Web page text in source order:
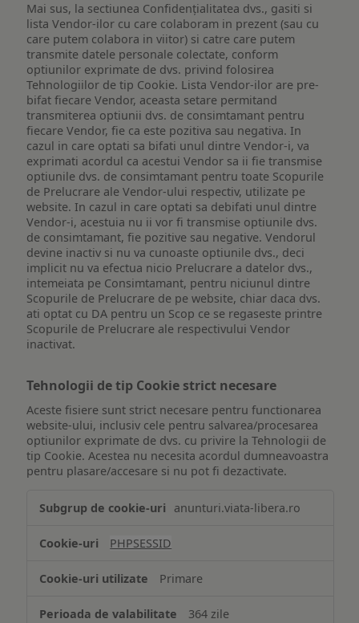
Mai sus, la sectiunea Confidențialitatea dvs., gasiti si
lista Vendor-ilor cu care colaboram in prezent (sau cu
care putem colabora in viitor) si catre care putem
transmite datele personale colectate, conform
optiunilor exprimate de dvs. privind folosirea
Tehnologiilor de tip Cookie. Lista Vendor-ilor are pre-
bifat fiecare Vendor, aceasta setare permitand
transmiterea optiunii dvs. de consimtamant pentru
fiecare Vendor, fie ca este pozitiva sau negativa. In
cazul in care optati sa bifati unul dintre Vendor-i, va
exprimati acordul ca acestui Vendor sa ii fie transmise
optiunile dvs. de consimtamant pentru toate Scopurile
de Prelucrare ale Vendor-ului respectiv, utilizate pe
website. In cazul in care optati sa debifati unul dintre
Vendor-i, acestuia nu ii vor fi transmise optiunile dvs.
de consimtamant, fie pozitive sau negative. Vendorul
devine inactiv si nu va cunoaste optiunile dvs., deci
implicit nu va efectua nicio Prelucrare a datelor dvs.,
intemeiata pe Consimtamant, pentru niciunul dintre
Scopurile de Prelucrare de pe website, chiar daca dvs.
ati optat cu DA pentru un Scop ce se regaseste printre
Scopurile de Prelucrare ale respectivului Vendor
inactivat.
Tehnologii de tip Cookie strict necesare
Aceste fisiere sunt strict necesare pentru functionarea
website-ului, inclusiv cele pentru salvarea/procesarea
optiunilor exprimate de dvs. cu privire la Tehnologii de
tip Cookie. Acestea nu necesita acordul dumneavoastra
pentru plasare/accesare si nu pot fi dezactivate.
de
Cookie
necesare
anunturi.viata-libera.ro
PHPSESSID
Primare
364 zile